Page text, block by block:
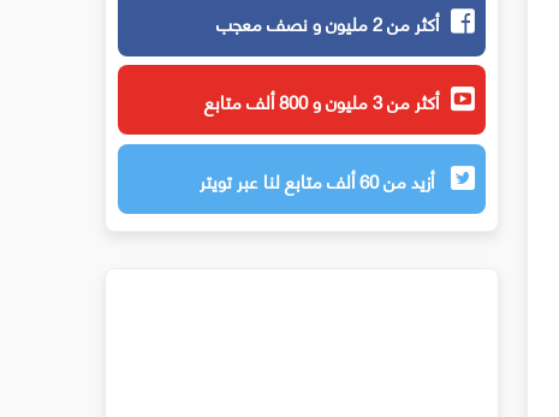
أكثر من 2 مليون و نصف معجب
أكثر من 3 مليون و 800 ألف متابع
أزيد من 60 ألف متابع لنا عبر تويتر